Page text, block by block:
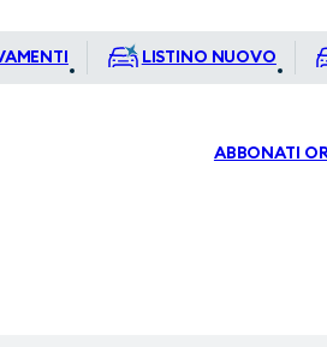
LISTINO NUOVO
ABBONATI